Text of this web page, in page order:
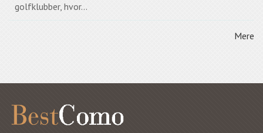
golfklubber, hvor...
Mere